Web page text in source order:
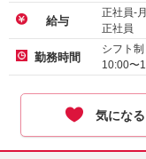
給与
正社員-
正社員
勤務時間
シフト
10:00〜
気になる